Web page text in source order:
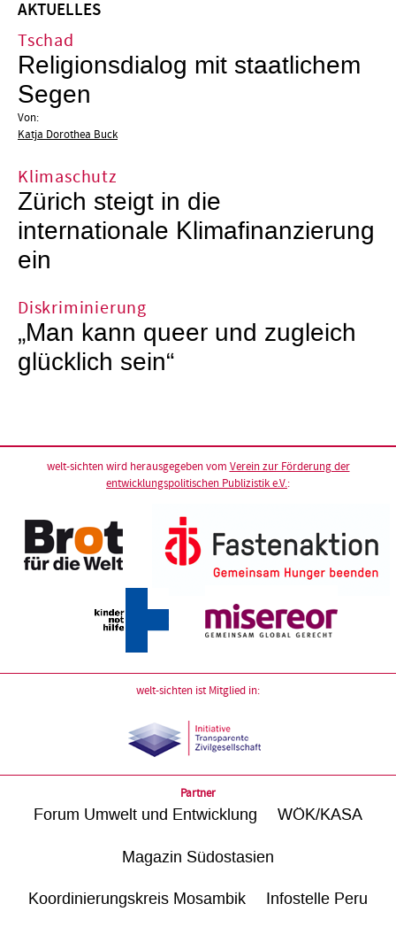
AKTUELLES
Tschad
Religionsdialog mit staatlichem
Segen
Von:
Katja Dorothea Buck
Klimaschutz
Zürich steigt in die
internationale Klimafinanzierung
ein
Diskriminierung
„Man kann queer und zugleich
glücklich sein“
welt-sichten wird herausgegeben vom Verein zur Förderung der
entwicklungspolitischen Publizistik e.V.:
welt-sichten ist Mitglied in:
Partner
Forum Umwelt und Entwicklung WÖK/KASA
Magazin Südostasien
Koordinierungskreis Mosambik Infostelle Peru